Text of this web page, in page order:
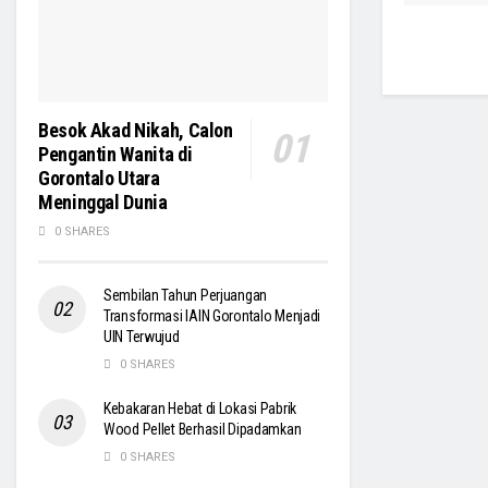
Besok Akad Nikah, Calon
Pengantin Wanita di
Gorontalo Utara
Meninggal Dunia
0 SHARES
Sembilan Tahun Perjuangan
Transformasi IAIN Gorontalo Menjadi
UIN Terwujud
0 SHARES
Kebakaran Hebat di Lokasi Pabrik
Wood Pellet Berhasil Dipadamkan
0 SHARES